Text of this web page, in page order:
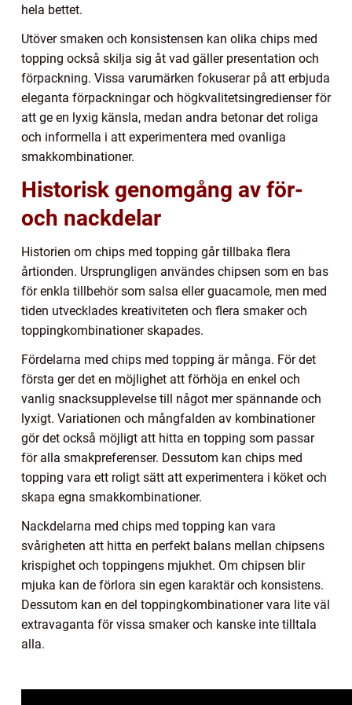
hela bettet.
Utöver smaken och konsistensen kan olika chips med
topping också skilja sig åt vad gäller presentation och
förpackning. Vissa varumärken fokuserar på att erbjuda
eleganta förpackningar och högkvalitetsingredienser för
att ge en lyxig känsla, medan andra betonar det roliga
och informella i att experimentera med ovanliga
smakkombinationer.
Historisk genomgång av för-
och nackdelar
Historien om chips med topping går tillbaka flera
årtionden. Ursprungligen användes chipsen som en bas
för enkla tillbehör som salsa eller guacamole, men med
tiden utvecklades kreativiteten och flera smaker och
toppingkombinationer skapades.
Fördelarna med chips med topping är många. För det
första ger det en möjlighet att förhöja en enkel och
vanlig snacksupplevelse till något mer spännande och
lyxigt. Variationen och mångfalden av kombinationer
gör det också möjligt att hitta en topping som passar
för alla smakpreferenser. Dessutom kan chips med
topping vara ett roligt sätt att experimentera i köket och
skapa egna smakkombinationer.
Nackdelarna med chips med topping kan vara
svårigheten att hitta en perfekt balans mellan chipsens
krispighet och toppingens mjukhet. Om chipsen blir
mjuka kan de förlora sin egen karaktär och konsistens.
Dessutom kan en del toppingkombinationer vara lite väl
extravaganta för vissa smaker och kanske inte tilltala
alla.